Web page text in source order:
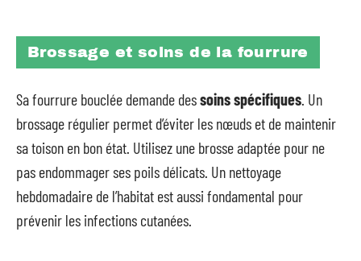
Brossage et soins de la fourrure
Sa fourrure bouclée demande dessoins spécifiques. Un
brossage régulier permet d’éviter les nœuds et de maintenir
sa toison en bon état. Utilisez une brosse adaptée pour ne
pas endommager ses poils délicats. Un nettoyage
hebdomadaire de l’habitat est aussi fondamental pour
prévenir les infections cutanées.